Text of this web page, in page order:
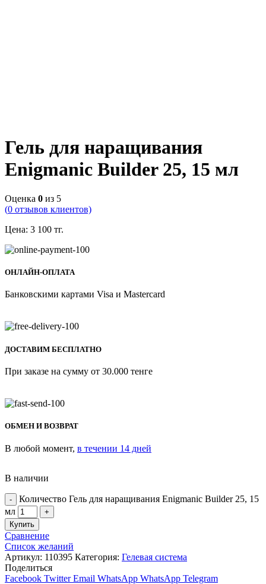
Гель для наращивания
Enigmanic Builder 25, 15 мл
Оценка 0 из 5
(0 отзывов клиентов)
Цена: 3 100 тг.
ОНЛАЙН-ОПЛАТА
Банковскими картами Visa и Mastercard
ДОСТАВИМ БЕСПЛАТНО
При заказе на сумму от 30.000 тенге
ОБМЕН И ВОЗВРАТ
В любой момент, в течении 14 дней
В наличии
Количество Гель для наращивания Enigmanic Builder 25, 15
мл
Купить
Сравнение
Список желаний
Артикул: 110395 Категория: Гелевая система
Поделиться
Facebook Twitter Email WhatsApp WhatsApp Telegram